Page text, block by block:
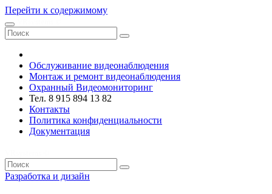
Перейти к содержимому
Обслуживание видеонаблюдения
Монтаж и ремонт видеонаблюдения
Охранный Видеомониторинг
Тел. 8 915 894 13 82
Контакты
Политика конфиденциальности
Документация
Разработка и дизайн